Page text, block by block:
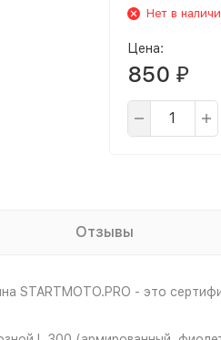
Нет в
Цена:
850 ₽
Отзывы
STARTMOTO.PRO - это